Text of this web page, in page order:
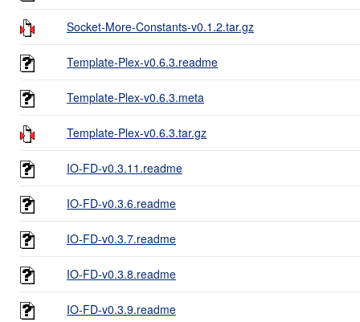
Socket-More-Constants-v0.1.2.tar.gz
Template-Plex-v0.6.3.readme
Template-Plex-v0.6.3.meta
Template-Plex-v0.6.3.tar.gz
IO-FD-v0.3.11.readme
IO-FD-v0.3.6.readme
IO-FD-v0.3.7.readme
IO-FD-v0.3.8.readme
IO-FD-v0.3.9.readme